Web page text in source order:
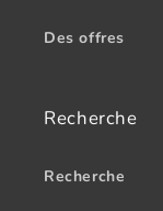
Des offres
Recherche
Recherche